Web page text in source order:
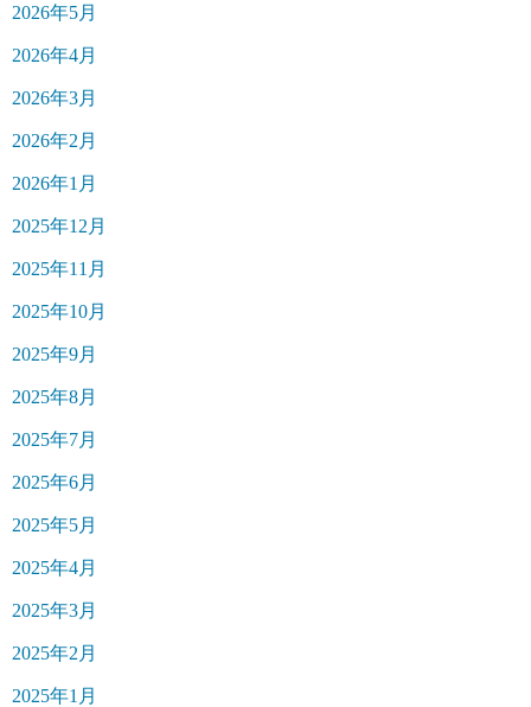
2026年5月
2026年4月
2026年3月
2026年2月
2026年1月
2025年12月
2025年11月
2025年10月
2025年9月
2025年8月
2025年7月
2025年6月
2025年5月
2025年4月
2025年3月
2025年2月
2025年1月